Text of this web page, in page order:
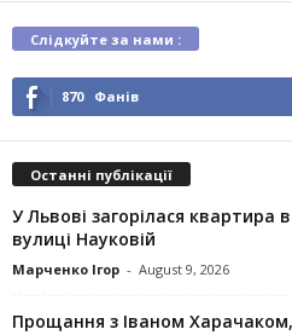
Слідкуйте за нами :
870 Фанів
Останні публікації
У Львові загорілася квартира
вулиці Науковій
Марченко Ігор - August 9, 2026
Прощання з Іваном